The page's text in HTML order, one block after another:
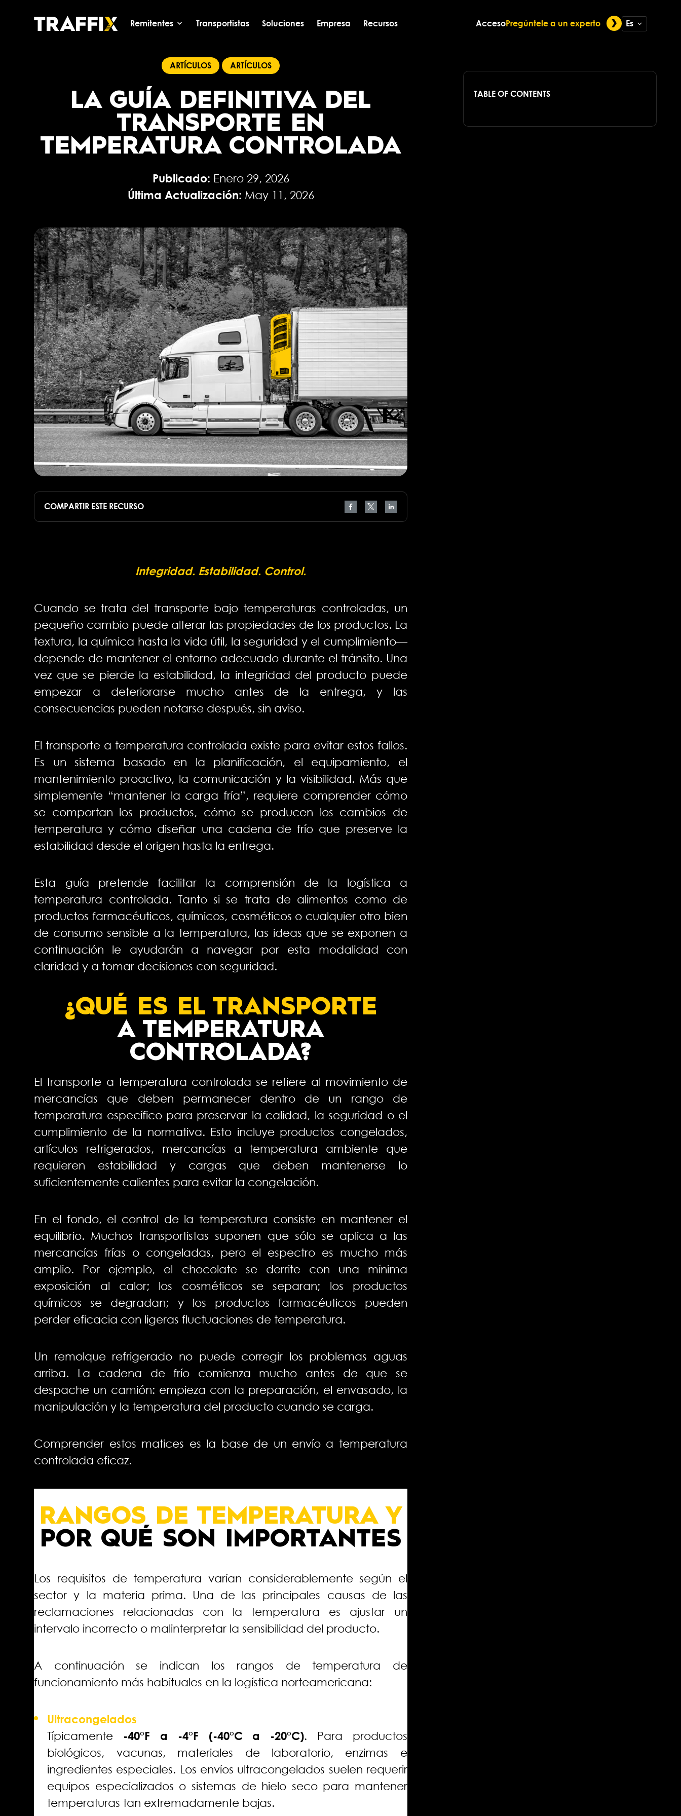
Remitentes Transportistas Soluciones Empresa Recursos AccesoPregúntele a un experto Es
ARTÍCULOS ARTÍCULOS
LA GUÍA DEFINITIVA DEL
TRANSPORTE EN
TEMPERATURA CONTROLADA
Publicado: Enero 29, 2026
Última Actualización: May 11, 2026
COMPARTIR ESTE RECURSO
Integridad. Estabilidad. Control.
Cuando se trata del transporte bajo temperaturas controladas, un
pequeño cambio puede alterar las propiedades de los productos. La
textura, la química hasta la vida útil, la seguridad y el cumplimiento—
depende de mantener el entorno adecuado durante el tránsito. Una
vez que se pierde la estabilidad, la integridad del producto puede
empezar a deteriorarse mucho antes de la entrega, y las
consecuencias pueden notarse después, sin aviso.
El transporte a temperatura controlada existe para evitar estos fallos.
Es un sistema basado en la planificación, el equipamiento, el
mantenimiento proactivo, la comunicación y la visibilidad. Más que
simplemente “mantener la carga fría”, requiere comprender cómo
se comportan los productos, cómo se producen los cambios de
temperatura y cómo diseñar una cadena de frío que preserve la
estabilidad desde el origen hasta la entrega.
Esta guía pretende facilitar la comprensión de la logística a
temperatura controlada. Tanto si se trata de alimentos como de
productos farmacéuticos, químicos, cosméticos o cualquier otro bien
de consumo sensible a la temperatura, las ideas que se exponen a
continuación le ayudarán a navegar por esta modalidad con
claridad y a tomar decisiones con seguridad.
¿QUÉ ES EL TRANSPORTE
A TEMPERATURA
CONTROLADA?
El transporte a temperatura controlada se refiere al movimiento de
mercancías que deben permanecer dentro de un rango de
temperatura específico para preservar la calidad, la seguridad o el
cumplimiento de la normativa. Esto incluye productos congelados,
artículos refrigerados, mercancías a temperatura ambiente que
requieren estabilidad y cargas que deben mantenerse lo
suficientemente calientes para evitar la congelación.
En el fondo, el control de la temperatura consiste en mantener el
equilibrio. Muchos transportistas suponen que sólo se aplica a las
mercancías frías o congeladas, pero el espectro es mucho más
amplio. Por ejemplo, el chocolate se derrite con una mínima
exposición al calor; los cosméticos se separan; los productos
químicos se degradan; y los productos farmacéuticos pueden
perder eficacia con ligeras fluctuaciones de temperatura.
Un remolque refrigerado no puede corregir los problemas aguas
arriba. La cadena de frío comienza mucho antes de que se
despache un camión: empieza con la preparación, el envasado, la
manipulación y la temperatura del producto cuando se carga.
Comprender estos matices es la base de un envío a temperatura
controlada eficaz.
RANGOS DE TEMPERATURA Y
POR QUÉ SON IMPORTANTES
Los requisitos de temperatura varían considerablemente según el
sector y la materia prima. Una de las principales causas de las
reclamaciones relacionadas con la temperatura es ajustar un
intervalo incorrecto o malinterpretar la sensibilidad del producto.
A continuación se indican los rangos de temperatura de
funcionamiento más habituales en la logística norteamericana:
Ultracongelados
Típicamente -40°F a -4°F (-40°C a -20°C). Para productos
biológicos, vacunas, materiales de laboratorio, enzimas e
ingredientes especiales. Los envíos ultracongelados suelen requerir
equipos especializados o sistemas de hielo seco para mantener
temperaturas tan extremadamente bajas.
TABLE OF CONTENTS